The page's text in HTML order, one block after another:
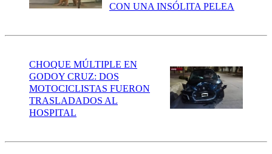
CON UNA INSÓLITA PELEA
CHOQUE MÚLTIPLE EN
GODOY CRUZ: DOS
MOTOCICLISTAS FUERON
TRASLADADOS AL
HOSPITAL